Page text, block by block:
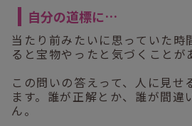
自分の道標に…
当たり前みたいに思っていた時
ると宝物やったと気づくことが
この問いの答えって、人に見せ
ます。誰が正解とか、誰が間違
ん。